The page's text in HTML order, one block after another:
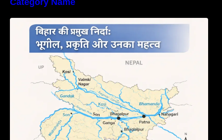
Category Name
बिहार की नदियों का विस्तृत अध्ययन | Geography of
Rivers in Bihar